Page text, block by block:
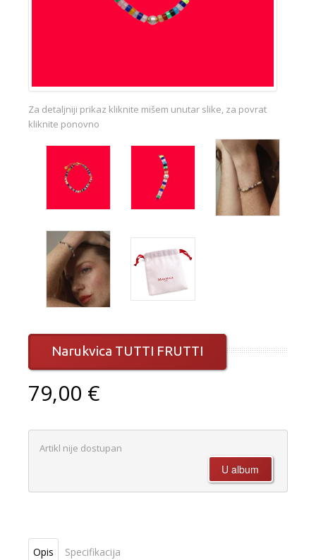
Za detaljniji prikaz kliknite mišem unutar slike, za povrat
kliknite ponovno
Narukvica TUTTI FRUTTI
79,00 €
Artikl nije dostupan
Opis Specifikacija